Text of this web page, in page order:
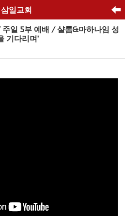
삼일교회
일 5부 예배 / 샬롬&마하나임 성
기다리며'